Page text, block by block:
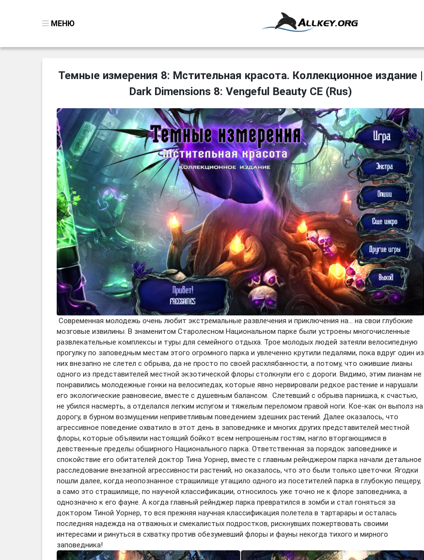
МЕНЮ
БИЗНЕС
ТРИ-В-РЯД
СТРАТЕГИИ
СТРЕЛЯЛКИ
КВЕСТ
КАК СКАЧАТЬ
НОВОСТИ
Темные измерения 8: Мстительная красота. Коллекционное издание |
Dark Dimensions 8: Vengeful Beauty CE (Rus)
Современная молодежь очень любит экстремальные развлечения и приключения на... на свои глубокие
мозговые извилины. В знаменитом Старолесном Национальном парке были устроены многочисленные
развлекательные комплексы и туры для семейного отдыха. Трое молодых людей затеяли велосипедную
прогулку по заповедным местам этого огромного парка и увлеченно крутили педалями, пока вдруг один из
них внезапно не слетел с обрыва, да не просто по своей расхлябанности, а потому, что ожившие лианы
одного из представителей местной экзотической флоры столкнули его с дороги. Видимо, этим лианам не
понравились молодежные гонки на велосипедах, которые явно нервировали редкое растение и нарушали
его экологические равновесие, вместе с душевным балансом. Слетевший с обрыва парнишка, к счастью,
не убился насмерть, а отделался легким испугом и тяжелым переломом правой ноги. Кое-как он выполз на
дорогу, в бурном возмущении неприветливым поведением здешних растений. Далее оказалось, что
агрессивное поведение охватило в этот день в заповеднике и многих других представителей местной
флоры, которые объявили настоящий бойкот всем непрошеным гостям, нагло вторгающимся в
девственные пределы обширного Национального парка. Ответственная за порядок заповеднике и
спокойствие его обитателей доктор Тина Уорнер, вместе с главным рейнджером парка начали детальное
расследование внезапной агрессивности растений, но оказалось, что это были только цветочки. Ягодки
пошли далее, когда неопознанное страшилище утащило одного из посетителей парка в глубокую пещеру,
а само это страшилище, по научной классификации, относилось уже точно не к флоре заповедника, а
однозначно к его фауне. А когда главный рейнджер парка превратился в зомби и стал гоняться за
доктором Тиной Уорнер, то вся прежняя научная классификация полетела в тартарары и осталась
последняя надежда на отважных и смекалистых подростков, рискнувших пожертвовать своими
интересами и ринуться в схватку против обезумевший флоры и фауны некогда тихого и мирного
заповедника!